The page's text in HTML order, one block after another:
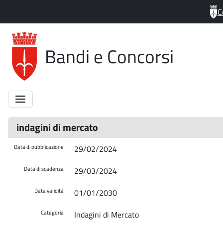
Bandi e Concorsi
indagini di mercato
Data di pubblicazione 29/02/2024
Data di scadenza 29/03/2024
Data validità 01/01/2030
Categoria Indagini di Mercato